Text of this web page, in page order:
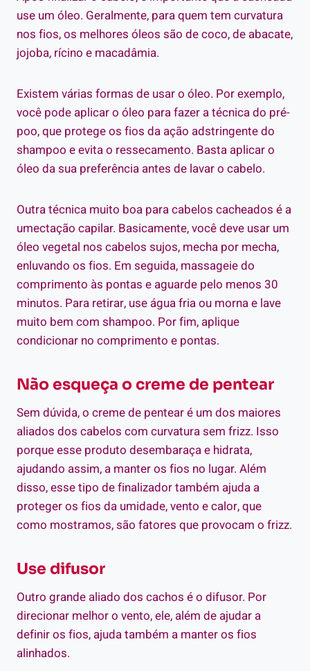
use um óleo. Geralmente, para quem tem curvatura
nos fios, os melhores óleos são de coco, de abacate,
jojoba, rícino e macadâmia.
Existem várias formas de usar o óleo. Por exemplo,
você pode aplicar o óleo para fazer a técnica do pré-
poo, que protege os fios da ação adstringente do
shampoo e evita o ressecamento. Basta aplicar o
óleo da sua preferência antes de lavar o cabelo.
Outra técnica muito boa para cabelos cacheados é a
umectação capilar. Basicamente, você deve usar um
óleo vegetal nos cabelos sujos, mecha por mecha,
enluvando os fios. Em seguida, massageie do
comprimento às pontas e aguarde pelo menos 30
minutos. Para retirar, use água fria ou morna e lave
muito bem com shampoo. Por fim, aplique
condicionar no comprimento e pontas.
Não esqueça o creme de pentear
Sem dúvida, o creme de pentear é um dos maiores
aliados dos cabelos com curvatura sem frizz. Isso
porque esse produto desembaraça e hidrata,
ajudando assim, a manter os fios no lugar. Além
disso, esse tipo de finalizador também ajuda a
proteger os fios da umidade, vento e calor, que
como mostramos, são fatores que provocam o frizz.
Use difusor
Outro grande aliado dos cachos é o difusor. Por
direcionar melhor o vento, ele, além de ajudar a
definir os fios, ajuda também a manter os fios
alinhados.